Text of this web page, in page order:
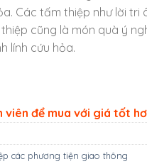
Các tấm thiệp như lời tri
cũng là món quà ý
lính cứu hỏa.
viên để mua với giá tốt
các phương tiện giao thông